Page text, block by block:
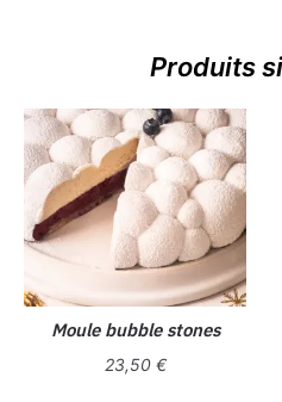
Produits
Moule bubble stones
23,50 €